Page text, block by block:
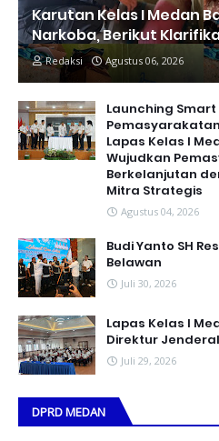
Karutan Kelas I Medan
Narkoba, Berikut
Redaksi Agustus 06, 2026
Launching Smart
Pemasyarakatan
Lapas Kelas I
Wujudkan
Berkelanjutan
Mitra Strategis
Agustus 04, 2026
Budi Yanto SH
Belawan
Juli 30, 2026
Lapas Kelas I
Direktur
Juli 29, 2026
DPRD MEDAN